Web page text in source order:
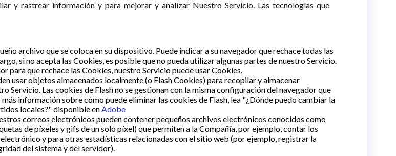
y rastrear información y para mejorar y analizar Nuestro Servicio. Las tecnologías que
archivo que se coloca en su dispositivo. Puede indicar a su navegador que rechace todas las
si no acepta las Cookies, es posible que no pueda utilizar algunas partes de nuestro Servicio.
para que rechace las Cookies, nuestro Servicio puede usar Cookies.
usar objetos almacenados localmente (o Flash Cookies) para recopilar y almacenar
Servicio. Las cookies de Flash no se gestionan con la misma configuración del navegador que
información sobre cómo puede eliminar las cookies de Flash, lea "¿Dónde puedo cambiar la
locales?" disponible enAdobe
correos electrónicos pueden contener pequeños archivos electrónicos conocidos como
de píxeles y gifs de un solo píxel) que permiten a la Compañía, por ejemplo, contar los
y para otras estadísticas relacionadas con el sitio web (por ejemplo, registrar la
del sistema y del servidor).